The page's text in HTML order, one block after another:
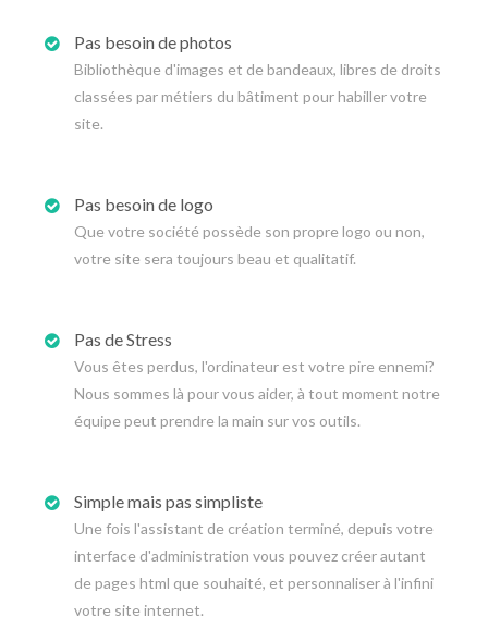
Pas besoin de photos
Bibliothèque d'images et de bandeaux, libres de droits
classées par métiers du bâtiment pour habiller votre
site.
Pas besoin de logo
Que votre société possède son propre logo ou non,
votre site sera toujours beau et qualitatif.
Pas de Stress
Vous êtes perdus, l'ordinateur est votre pire ennemi?
Nous sommes là pour vous aider, à tout moment notre
équipe peut prendre la main sur vos outils.
Simple mais pas simpliste
Une fois l'assistant de création terminé, depuis votre
interface d'administration vous pouvez créer autant
de pages html que souhaité, et personnaliser à l'infini
votre site internet.